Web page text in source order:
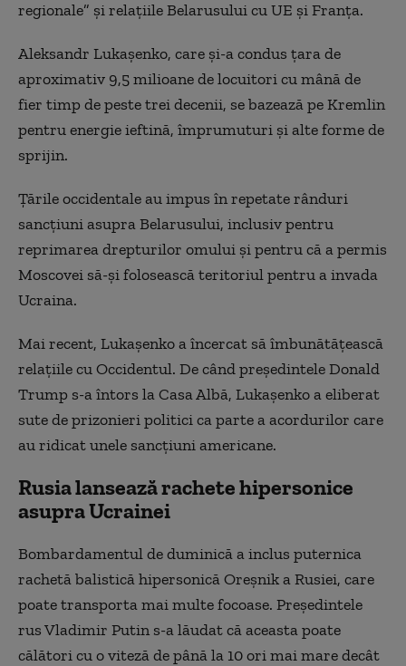
regionale” și relațiile Belarusului cu UE și Franța.
Aleksandr Lukașenko, care și-a condus țara de
aproximativ 9,5 milioane de locuitori cu mână de
fier timp de peste trei decenii, se bazează pe Kremlin
pentru energie ieftină, împrumuturi și alte forme de
sprijin.
Țările occidentale au impus în repetate rânduri
sancțiuni asupra Belarusului, inclusiv pentru
reprimarea drepturilor omului și pentru că a permis
Moscovei să-și folosească teritoriul pentru a invada
Ucraina.
Mai recent, Lukașenko a încercat să îmbunătățească
relațiile cu Occidentul. De când președintele Donald
Trump s-a întors la Casa Albă, Lukașenko a eliberat
sute de prizonieri politici ca parte a acordurilor care
au ridicat unele sancțiuni americane.
Rusia lansează rachete hipersonice
asupra Ucrainei
Bombardamentul de duminică a inclus puternica
rachetă balistică hipersonică Oreșnik a Rusiei, care
poate transporta mai multe focoase. Președintele
rus Vladimir Putin s-a lăudat că aceasta poate
călători cu o viteză de până la 10 ori mai mare decât